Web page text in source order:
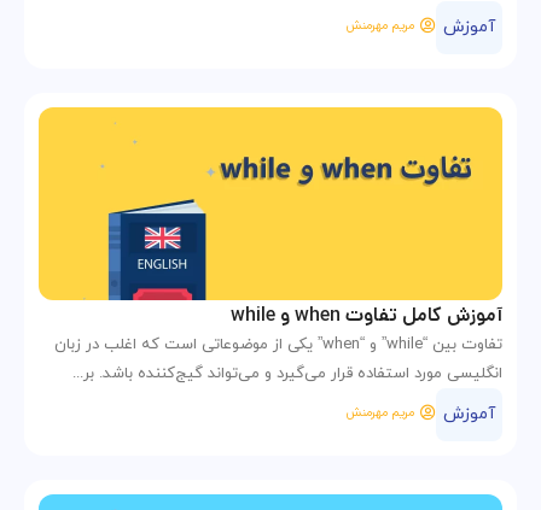
آموزش مریم مهرمنش
آموزش کامل تفاوت when و while
تفاوت بین “while” و “when” یکی از موضوعاتی است که اغلب در زبان
انگلیسی مورد استفاده قرار می‌گیرد و می‌تواند گیج‌کننده باشد. بر...
آموزش مریم مهرمنش